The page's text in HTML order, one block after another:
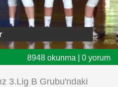
8948 okunma | 0 yorum
3.Lig B Grubu'ndaki